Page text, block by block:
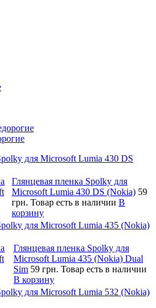
для Microsoft Lumia 430 DS
Глянцевая пленка Spolky для
Microsoft Lumia 430 DS (Nokia) 59
грн. Товар есть в наличии В
корзину
для Microsoft Lumia 435 (Nokia)
Глянцевая пленка Spolky для
Microsoft Lumia 435 (Nokia) Dual
Sim 59 грн. Товар есть в наличии
В корзину
для Microsoft Lumia 532 (Nokia)